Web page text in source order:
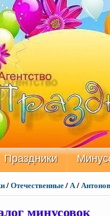
Праздники
/Отечественные/А/
минусовок